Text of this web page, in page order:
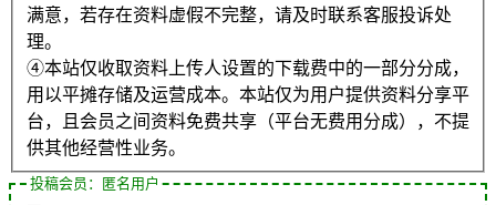
满意，若存在资料虚假不完整，请及时联系客服投诉处
理。
④本站仅收取资料上传人设置的下载费中的一部分分成，
用以平摊存储及运营成本。本站仅为用户提供资料分享平
台，且会员之间资料免费共享（平台无费用分成），不提
供其他经营性业务。
投稿会员：匿名用户